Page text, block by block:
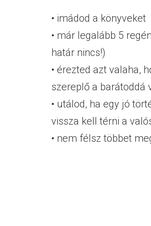
• imádod a könyveket
• már legalább 5
határ nincs!)
• érezted azt valaha,
szereplő a barátoddá
• utálod, ha egy jó
vissza kell térni a
• nem félsz többet